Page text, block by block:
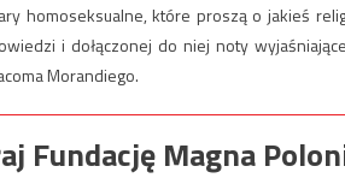
homoseksualne, które proszą o jakieś
i dołączonej do niej noty
Morandiego.
Fundację Magna